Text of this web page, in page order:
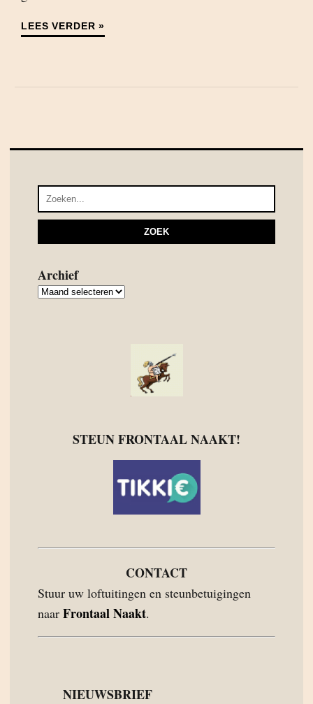
LEES VERDER »
Archief
Archief
STEUN FRONTAAL NAAKT!
CONTACT
Stuur uw loftuitingen en steunbetuigingen
naar Frontaal Naakt.
NIEUWSBRIEF